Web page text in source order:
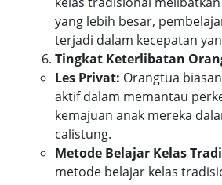
yang lebih besar,
terjadi dalam kecepatan
Tingkat Keterlibatan
Les Privat: Orangtua
aktif dalam memantau
kemajuan anak mereka
calistung.
Metode Belajar Kelas
metode belajar kelas